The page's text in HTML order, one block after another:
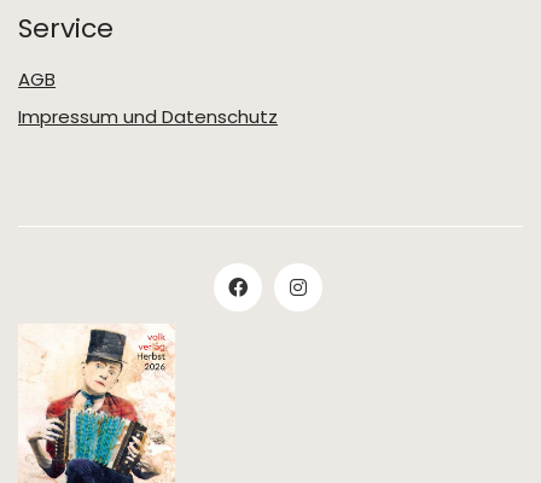
Service
AGB
Impressum und Datenschutz